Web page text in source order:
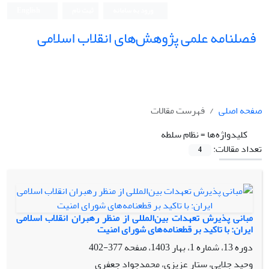
فصلنامه علمی پژوهش‌های انقلاب اسلامی
صفحه اصلی
فهرست مقالات
کلیدواژه‌ها =نظام سلطه
تعداد مقالات:
4
مبانی پذیرش تعهدات بین‌المللی از منظر رهبران انقلاب اسلامی
ایران: با تاکید بر قطعنامه‌های شورای امنیت
دوره 13، شماره 1، بهار 1403، صفحه
377-402
وحید جلایی، ستار عزیزی، محمدجواد جعفری